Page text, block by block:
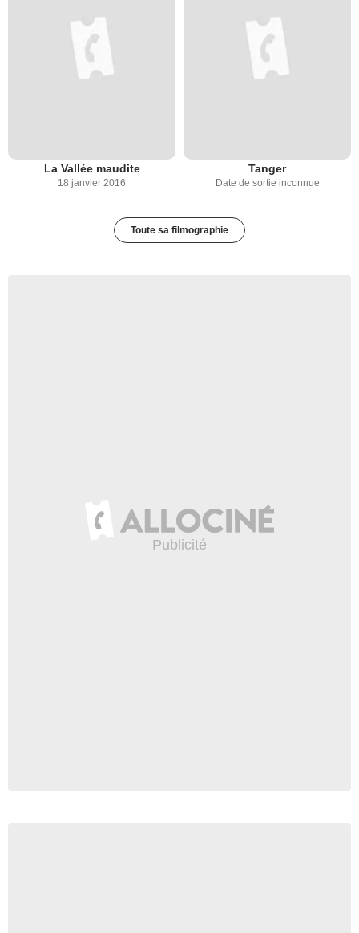
La Vallée maudite
18 janvier 2016
Tanger
Date de sortie inconnue
Toute sa filmographie